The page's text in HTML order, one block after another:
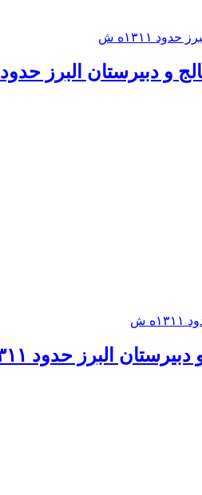
البرز حدود ۱۳۱۱ه ش
البرز حدود ۱۳۱۱ه ش